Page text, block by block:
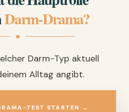
Darm-Drama?
Darm-Typ aktuell
Alltag angibt.
TEST STARTEN →